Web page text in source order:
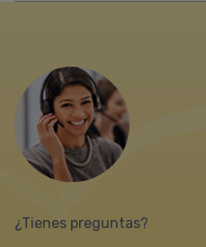
¿Tienes preguntas?